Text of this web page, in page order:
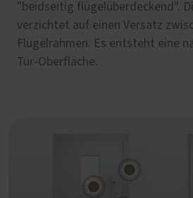
"beidseitig flügelüberdeckend".
verzichtet auf einen Versatz
Flügelrahmen. Es entsteht eine
Tür-Oberfläche.